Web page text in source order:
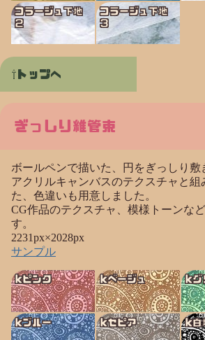
コラージュ下地
２
コラージュ下地
３
トップへ
ぎっしり維管束
ボールペンで描いた、円をぎっしり敷
アクリルキャンバスのテクスチャと組
た、色違いも用意しました。
CG作品のテクスチャ、模様トーンな
す。
2231px×2028px
サンプル
kピンク kベージュ kグ
kブルー kセピア k白